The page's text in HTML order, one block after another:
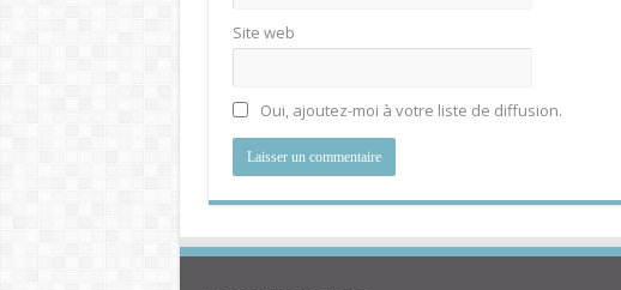
Site web
Oui, ajoutez-moi à votre liste de diffusion.